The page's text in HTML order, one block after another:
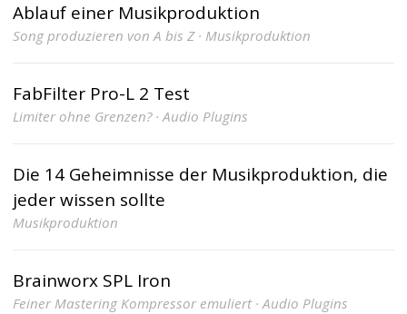
Ablauf einer Musikproduktion
Song produzieren von A bis Z · Musikproduktion
FabFilter Pro-L 2 Test
Limiter ohne Grenzen? · Audio Plugins
Die 14 Geheimnisse der Musikproduktion, die
jeder wissen sollte
Musikproduktion
Brainworx SPL Iron
Feiner Mastering Kompressor emuliert · Audio Plugins